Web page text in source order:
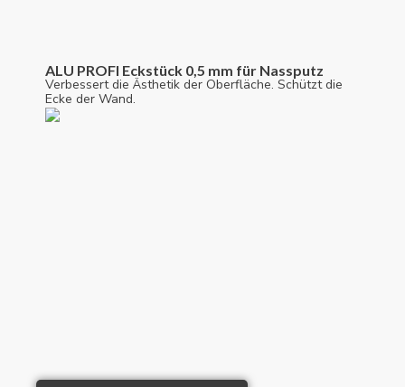
ALU PROFI Eckstück 0,5 mm für Nassputz
Verbessert die Ästhetik der Oberfläche. Schützt die
Ecke der Wand.